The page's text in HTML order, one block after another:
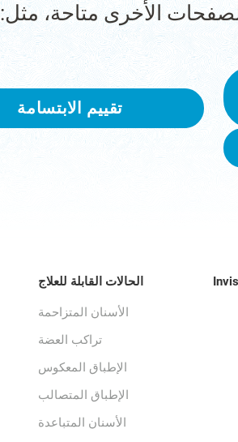
الأخرى متاحة، مثل:
تقييم الابتسامة
الحالات القابلة للعلاج
الأسنان المتزاحمة
تراكب العضة
الإطباق المعكوس
الإطباق المتصالب
الأسنان المتباعدة